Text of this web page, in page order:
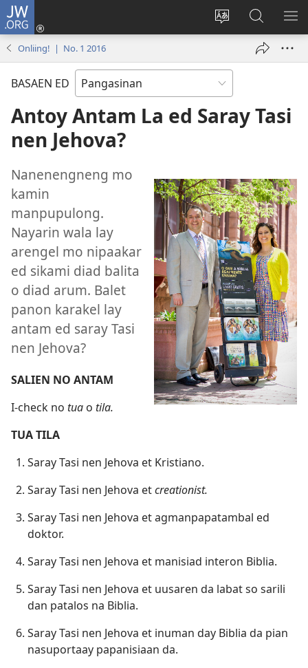
JW.ORG
Salatan
lenguahe
na
site
Man-
log
new
Mananap
ed
JW.ORG
Onliing! | No. 1 2016
BASAEN ED
Antoy Antam La ed Saray Tasi
nen Jehova?
Nanenengneng mo
kamin
manpupulong.
Nayarin wala lay
arengel mo nipaakar
ed sikami diad balita
o diad arum. Balet
panon karakel lay
antam ed saray Tasi
nen Jehova?
SALIEN NO ANTAM
I-check no tua o tila.
TUA TILA
Saray Tasi nen Jehova et Kristiano.
Saray Tasi nen Jehova etcreationist.
Saray Tasi nen Jehova et agmanpapatambal ed
doktor.
Saray Tasi nen Jehova et manisiad interon Biblia.
Saray Tasi nen Jehova et uusaren da labat so sarili
dan patalos na Biblia.
Saray Tasi nen Jehova et inuman day Biblia da pian
nasuportaay papanisiaan da.